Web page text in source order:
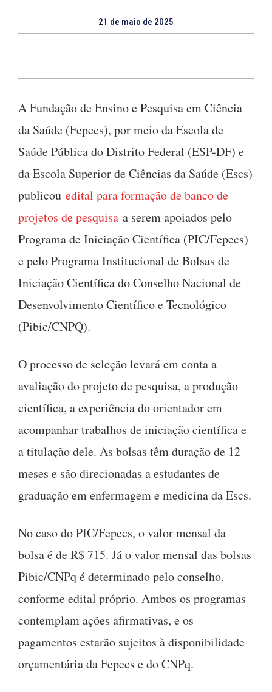
21 de maio de 2025
A Fundação de Ensino e Pesquisa em Ciência
da Saúde (Fepecs), por meio da Escola de
Saúde Pública do Distrito Federal (ESP-DF) e
da Escola Superior de Ciências da Saúde (Escs)
publicou edital para formação de banco de
projetos de pesquisa a serem apoiados pelo
Programa de Iniciação Científica (PIC/Fepecs)
e pelo Programa Institucional de Bolsas de
Iniciação Científica do Conselho Nacional de
Desenvolvimento Científico e Tecnológico
(Pibic/CNPQ).
O processo de seleção levará em conta a
avaliação do projeto de pesquisa, a produção
científica, a experiência do orientador em
acompanhar trabalhos de iniciação científica e
a titulação dele. As bolsas têm duração de 12
meses e são direcionadas a estudantes de
graduação em enfermagem e medicina da Escs.
No caso do PIC/Fepecs, o valor mensal da
bolsa é de R$ 715. Já o valor mensal das bolsas
Pibic/CNPq é determinado pelo conselho,
conforme edital próprio. Ambos os programas
contemplam ações afirmativas, e os
pagamentos estarão sujeitos à disponibilidade
orçamentária da Fepecs e do CNPq.